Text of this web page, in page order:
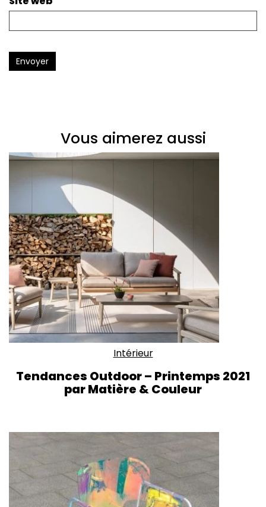
Envoyer
Vous aimerez aussi
Intérieur
Tendances Outdoor – Printemps 2021
par Matière & Couleur